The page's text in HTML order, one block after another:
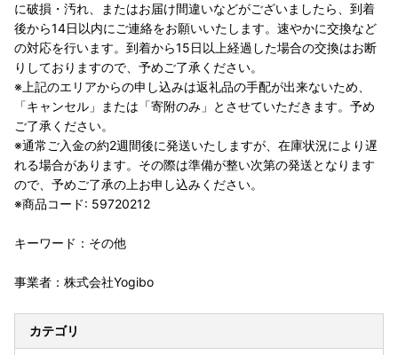
に破損・汚れ、またはお届け間違いなどがございましたら、到着
後から14日以内にご連絡をお願いいたします。速やかに交換など
の対応を行います。到着から15日以上経過した場合の交換はお断
りしておりますので、予めご了承ください。
※上記のエリアからの申し込みは返礼品の手配が出来ないため、
「キャンセル」または「寄附のみ」とさせていただきます。予め
ご了承ください。
※通常ご入金の約2週間後に発送いたしますが、在庫状況により遅
れる場合があります。その際は準備が整い次第の発送となります
ので、予めご了承の上お申し込みください。
※商品コード: 59720212
キーワード：その他
事業者：株式会社Yogibo
カテゴリ